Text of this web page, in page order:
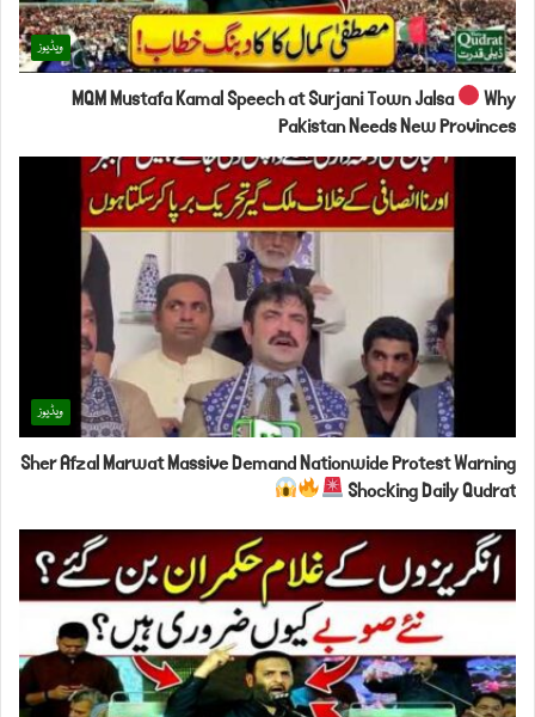
ویڈیوز
MQM Mustafa Kamal Speech at Surjani Town Jalsa
Why
Pakistan Needs New Provinces
ویڈیوز
Sher Afzal Marwat Massive Demand Nationwide Protest Warning
Shocking Daily Qudrat